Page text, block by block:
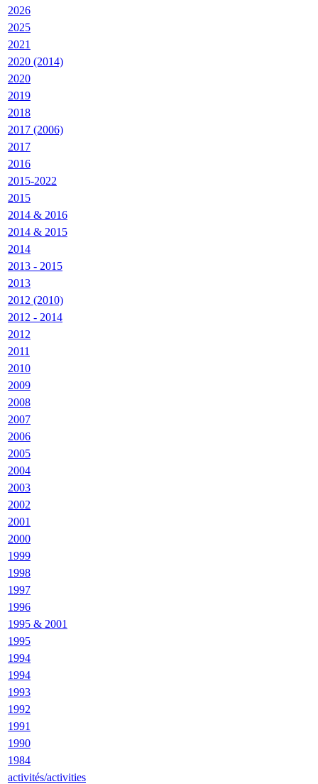
2026
2025
2021
2020 (2014)
2020
2019
2018
2017 (2006)
2017
2016
2015-2022
2015
2014 & 2016
2014 & 2015
2014
2013 - 2015
2013
2012 (2010)
2012 - 2014
2012
2011
2010
2009
2008
2007
2006
2005
2004
2003
2002
2001
2000
1999
1998
1997
1996
1995 & 2001
1995
1994
1994
1993
1992
1991
1990
1984
activités/activities